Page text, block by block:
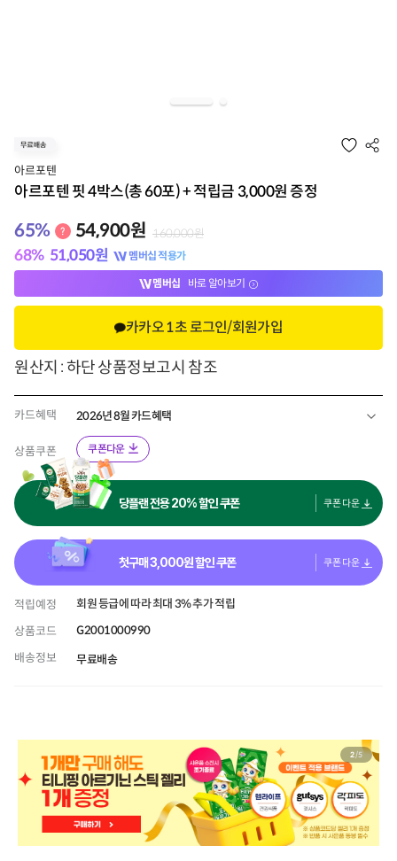
아르포텐
아르포텐 핏 4박스(총 60포) + 적립금 3,000원 증정
65% 54,900원 160,000원
68% 51,050원 멤버십 적용가
멤버십 바로 알아보기
카카오 1초 로그인/회원가입
원산지 : 하단 상품정보고시 참조
카드혜택 2026년 8월 카드혜택
상품쿠폰 쿠폰다운
당플랜 전용 20% 할인 쿠폰 쿠폰 다운
첫구매3,000원 할인 쿠폰 쿠폰 다운
적립예정
회원 등급에 따라 최대 3% 추가 적립
상품코드
G2001000990
배송정보
무료배송
2/5